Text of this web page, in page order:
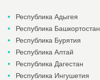
Республика Адыгея
Республика Башкортостан
Республика Бурятия
Республика Алтай
Республика Дагестан
Республика Ингушетия